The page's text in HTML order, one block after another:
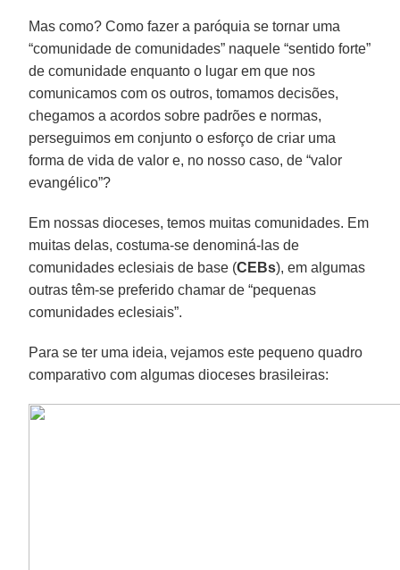
Mas como? Como fazer a paróquia se tornar uma
“comunidade de comunidades” naquele “sentido forte”
de comunidade enquanto o lugar em que nos
comunicamos com os outros, tomamos decisões,
chegamos a acordos sobre padrões e normas,
perseguimos em conjunto o esforço de criar uma
forma de vida de valor e, no nosso caso, de “valor
evangélico”?
Em nossas dioceses, temos muitas comunidades. Em
muitas delas, costuma-se denominá-las de
comunidades eclesiais de base (CEBs), em algumas
outras têm-se preferido chamar de “pequenas
comunidades eclesiais”.
Para se ter uma ideia, vejamos este pequeno quadro
comparativo com algumas dioceses brasileiras: